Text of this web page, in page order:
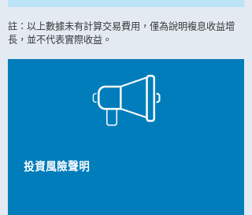
註：以上數據未有計算交易費用，僅為說明複息收益增
長，並不代表實際收益。
投資風險聲明